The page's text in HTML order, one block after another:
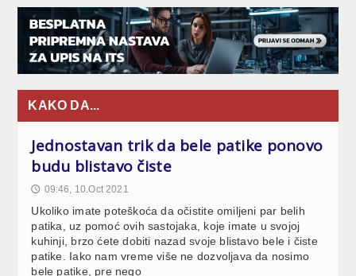
KAKO DA...
Jednostavan trik da bele patike ponovo
budu blistavo čiste
🕔 09:46, 10.Oct 2021
Ukoliko imate poteškoća da očistite omiljeni par belih
patika, uz pomoć ovih sastojaka, koje imate u svojoj
kuhinji, brzo ćete dobiti nazad svoje blistavo bele i čiste
patike. Iako nam vreme više ne dozvoljava da nosimo
bele patike, pre nego